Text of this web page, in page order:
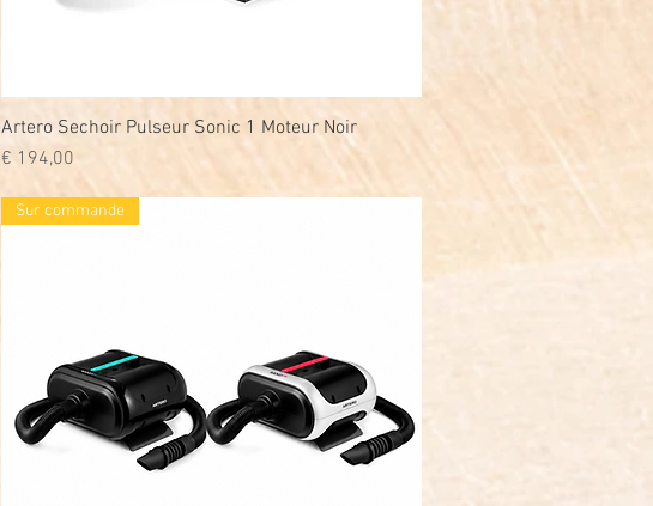
Snel overzicht
Artero Sechoir Pulseur Sonic 1 Moteur Noir
Prijs
€ 194,00
Sur commande